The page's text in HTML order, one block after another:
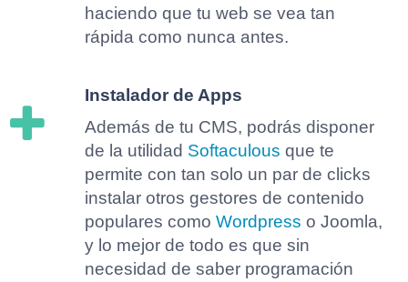
haciendo que tu web se vea tan
rápida como nunca antes.
Instalador de Apps
Además de tu CMS, podrás disponer
de la utilidad Softaculous que te
permite con tan solo un par de clicks
instalar otros gestores de contenido
populares comoWordpress o Joomla,
y lo mejor de todo es que sin
necesidad de saber programación